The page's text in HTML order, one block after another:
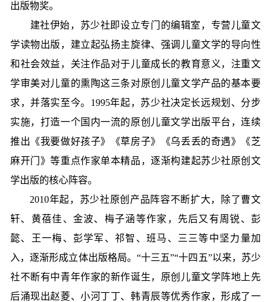
出版物奖。
建社伊始，苏少社即设立专门的编辑室，专营儿童文
学读物出版，建立起弘扬主旋律、强调儿童文学的导向性
和社会效益，关注作品对于儿童成长的教育意义，注重文
学审美对儿童的熏陶这三条对原创儿童文学产品的基本要
求，并落实至今。1995年起，苏少社决定长远规划、分步
实施，打造一个国内一流的原创儿童文学出版平台，连续
推出《我要做好孩子》《草房子》《乌丢丢的奇遇》《芝
麻开门》等重点作家单本精品，逐渐构建起苏少社原创文
学出版的核心阵容。
2010年起，苏少社原创产品阵容不断扩大，除了曹文
轩、黄蓓佳、金波、梅子涵等作家，先后又有周锐、彭
懿、王一梅、彭学军、祁智、班马、三三等中坚力量加
入，逐渐形成立体出版格局。“十三五”“十四五”以来，苏少
社不断有中青年作家的新作诞生，原创儿童文学阵地上先
后涌现出赵菱、小河丁丁、韩青辰等优秀作家，形成了一